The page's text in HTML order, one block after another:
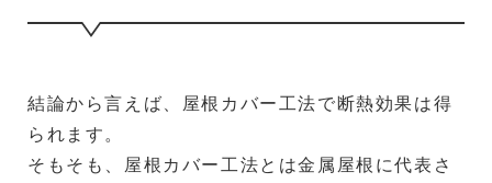
結論から言えば、屋根カバー工法で断熱効果は得
られます。
そもそも、屋根カバー工法とは金属屋根に代表さ